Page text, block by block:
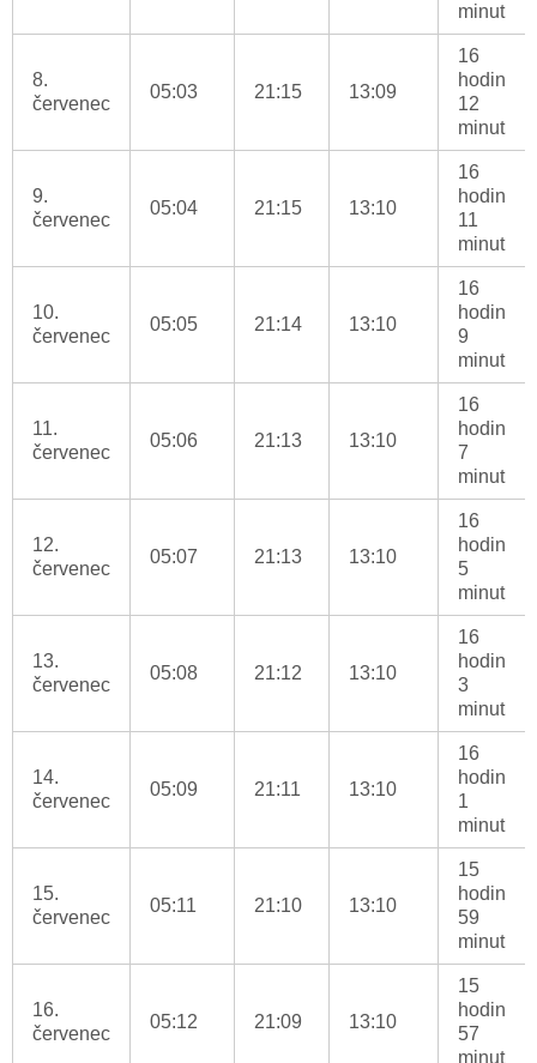
minut
8.
červenec
05:03 21:15 13:09
16
hodin
12
minut
9.
červenec
05:04 21:15 13:10
16
hodin
11
minut
10.
červenec
05:05 21:14 13:10
16
hodin
9
minut
11.
červenec
05:06 21:13 13:10
16
hodin
7
minut
12.
červenec
05:07 21:13 13:10
16
hodin
5
minut
13.
červenec
05:08 21:12 13:10
16
hodin
3
minut
14.
červenec
05:09 21:11 13:10
16
hodin
1
minut
15.
červenec
05:11 21:10 13:10
15
hodin
59
minut
16.
červenec
05:12 21:09 13:10
15
hodin
57
minut